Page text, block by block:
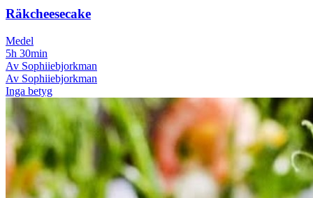
Räkcheesecake
Medel
5h 30min
Av Sophiiebjorkman
Av Sophiiebjorkman
Inga betyg